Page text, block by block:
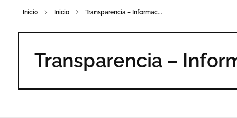
Inicio Inicio Transparencia – Informac...
Transparencia –